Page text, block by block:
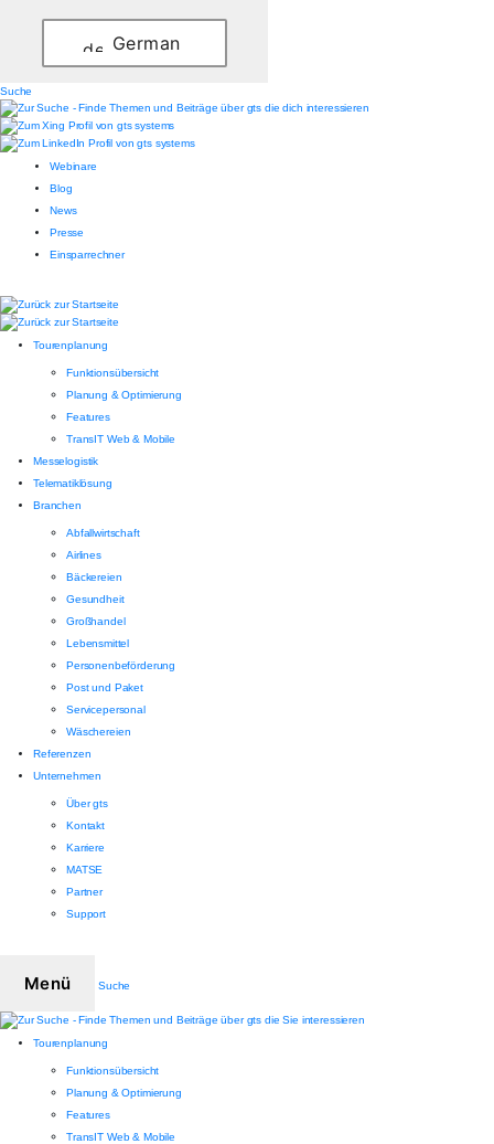
German
Suche
Webinare
Blog
News
Presse
Einsparrechner
Tourenplanung
Funktionsübersicht
Planung & Optimierung
Features
TransIT Web & Mobile
Messelogistik
Telematiklösung
Branchen
Abfallwirtschaft
Airlines
Bäckereien
Gesundheit
Großhandel
Lebensmittel
Personenbeförderung
Post und Paket
Servicepersonal
Wäschereien
Referenzen
Unternehmen
Über gts
Kontakt
Karriere
MATSE
Partner
Support
Menü Suche
Tourenplanung
Funktionsübersicht
Planung & Optimierung
Features
TransIT Web & Mobile